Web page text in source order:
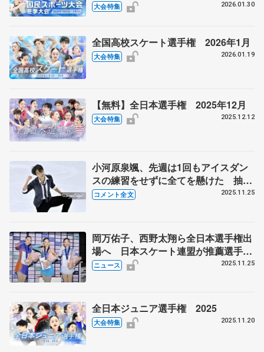
大会特集 2026.01.30
全国高校スケート選手権 2026年1月
大会特集 2026.01.19
【無料】全日本選手権 2025年12月
大会特集 2025.12.12
小河原泉颯、先週は1回もアイスダン
スの練習をせずに全てを懸けた 抽選
会で「絶対1番引いてやるからな！」
コメント全文 2025.11.25
岡万佑子、西野太翔ら全日本選手権出
場へ 日本スケート連盟が推薦選手発
表 全日本ジュニア選手権を受け
ニュース 2025.11.25
全日本ジュニア選手権 2025
大会特集 2025.11.20